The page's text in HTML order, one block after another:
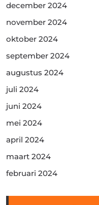
december 2024
november 2024
oktober 2024
september 2024
augustus 2024
juli 2024
juni 2024
mei 2024
april 2024
maart 2024
februari 2024